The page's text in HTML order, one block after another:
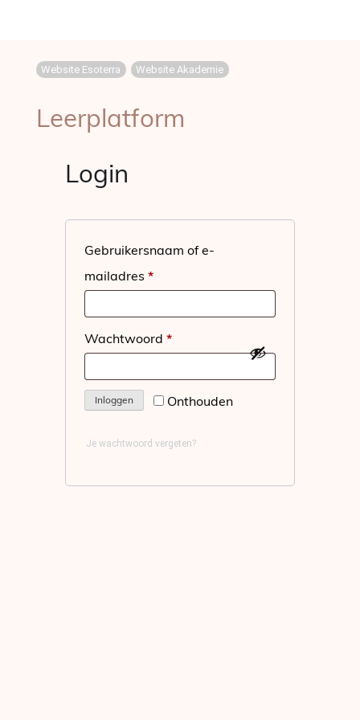
Website Esoterra Website Akademie
Leerplatform
Login
Gebruikersnaam of e-
mailadres *Vereist
Wachtwoord *Vereist
Onthouden
Inloggen
Je wachtwoord vergeten?